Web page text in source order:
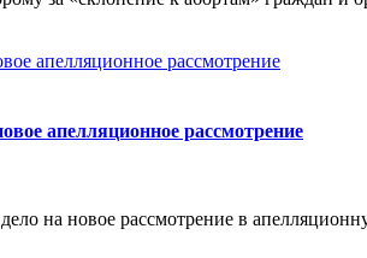
апелляционное рассмотрение
на новое рассмотрение в